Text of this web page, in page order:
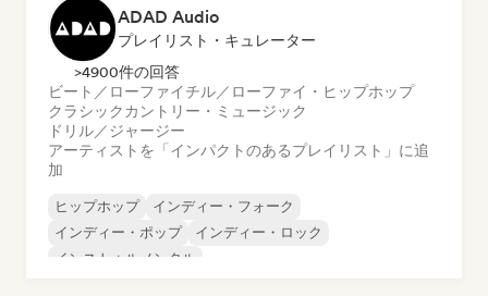
ADAD Audio
プレイリスト・キュレーター
>4900件の回答
ビート／ローファイチル／ローファイ・ヒップホップ
クラシック カントリー・ミュージック
ドリル／ジャージー
アーティストを「インパクトのあるプレイリスト」に追
加
ヒップホップ
インディー・フォーク
インディー・ポップ
インディー・ロック
インストゥルメンタル